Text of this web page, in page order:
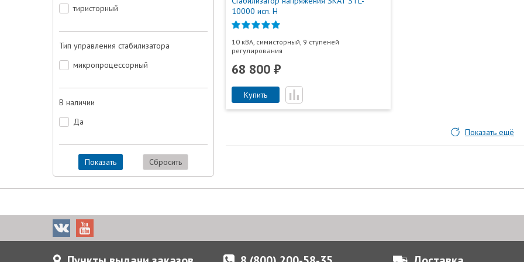
тиристорный
Тип управления стабилизатора
микропроцессорный
В наличии
Да
Показать Сбросить
10000 исп. Н
10 кВА, симисторный, 9 ступеней
регулирования
68 800 ₽
Купить
Показать ещё